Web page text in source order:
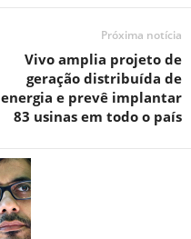
Próxima notícia
Vivo amplia projeto de
geração distribuída de
energia e prevê implantar
83 usinas em todo o país